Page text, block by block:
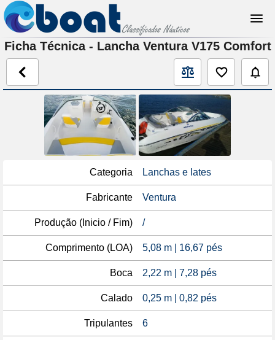
Ficha Técnica - Lancha Ventura V175 Comfort
Categoria Lanchas e Iates
Fabricante Ventura
Produção (Inicio / Fim) /
Comprimento (LOA) 5,08 m | 16,67 pés
Boca 2,22 m | 7,28 pés
Calado 0,25 m | 0,82 pés
Tripulantes 6